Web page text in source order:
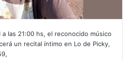
las 21:00 hs, el reconocido músico
un recital íntimo en Lo de Picky,